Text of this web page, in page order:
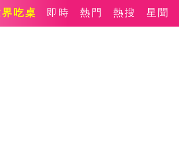
吃桌 即時 熱門 熱搜 星聞